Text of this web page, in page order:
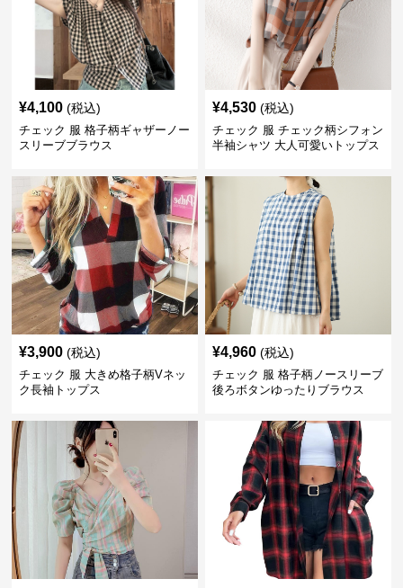
¥4,100 (税込)
チェック 服 格子柄ギャザーノー
スリーブブラウス
¥4,530 (税込)
チェック 服 チェック柄シフォン
半袖シャツ 大人可愛いトップス
¥3,900 (税込)
チェック 服 大きめ格子柄Vネッ
ク長袖トップス
¥4,960 (税込)
チェック 服 格子柄ノースリーブ
後ろボタンゆったりブラウス